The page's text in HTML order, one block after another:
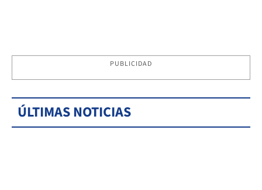
PUBLICIDAD
ÚLTIMAS NOTICIAS